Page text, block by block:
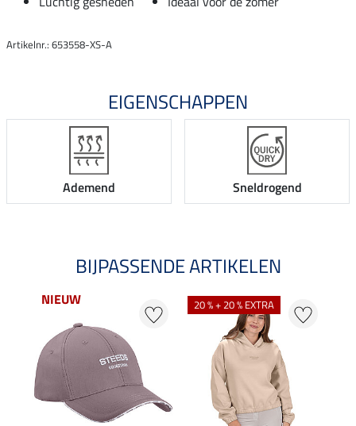
Artikelnr.: 653558-XS-A
EIGENSCHAPPEN
Ademend Sneldrogend
BIJPASSENDE ARTIKELEN
NIEUW 20 % + 20 % EXTRA